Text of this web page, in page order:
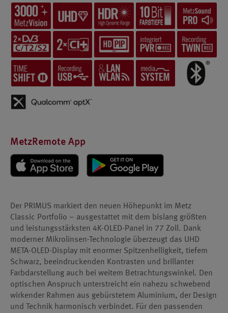
MetzRemote App
Der PRIMUS markiert den neuen Höhepunkt im Metz
Classic Portfolio – ausgestattet mit dem bislang größten
und leistungsstärksten 4K-OLED-Panel in 77 Zoll. Dank
moderner Mikrolinsen-Technologie überzeugt das UHD
META-OLED-Display mit enormer Spitzenhelligkeit, tiefem
Schwarz, beeindruckenden Kontrasten und brillanter
Farbdarstellung auch bei weitem Betrachtungswinkel. Den
optischen Anspruch unterstreicht ein nahezu schwebend
wirkender Rahmen aus gebürstetem Aluminium, der Design
und Technik harmonisch verbindet. Für den passenden